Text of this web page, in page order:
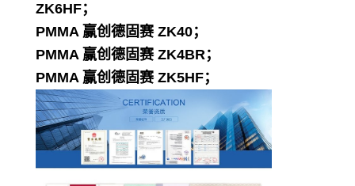
ZK6HF；
PMMA 赢创德固赛 ZK40；
PMMA 赢创德固赛 ZK4BR；
PMMA 赢创德固赛 ZK5HF；